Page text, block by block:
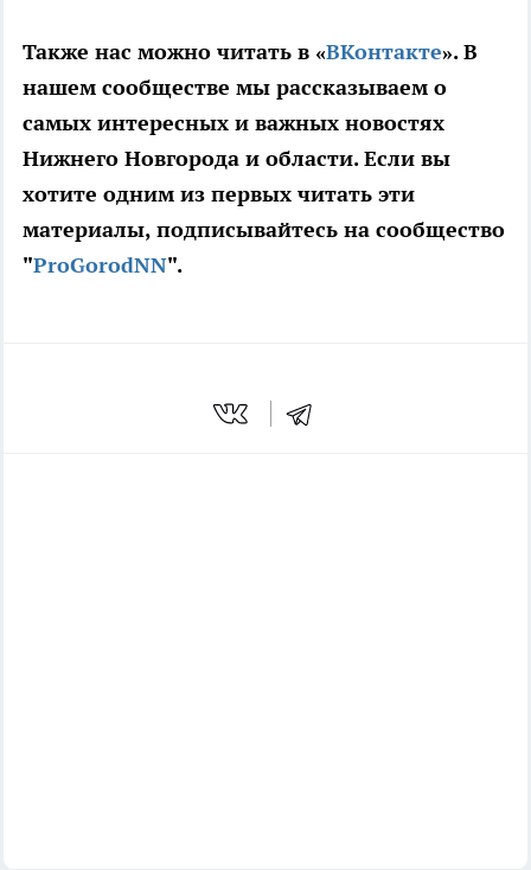
Также нас можно читать в «ВКонтакте». В
нашем сообществе мы рассказываем о
самых интересных и важных новостях
Нижнего Новгорода и области. Если вы
хотите одним из первых читать эти
материалы, подписывайтесь на сообщество
"ProGorodNN".